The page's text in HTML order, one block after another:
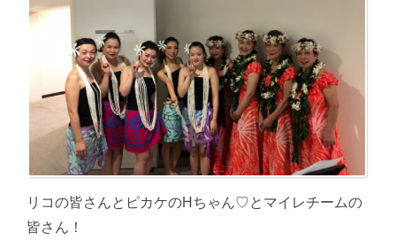
リコの皆さんとピカケのHちゃん♡とマイレチームの
皆さん！